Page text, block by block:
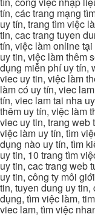
tín, các trang mạng
uy tín, trang tìm việc
tin, cac trang tuyen
tín, việc làm online
uy tin, việc làm thêm
dụng miễn phí uy tín,
viec uy tin, việc làm
làm có uy tín, viec
tín, viec lam tai nha
thêm uy tín, việc làm
viec uy tin, trang web
việc làm uy tín, tìm
dụng nào uy tín, tìm
uy tin, 10 trang tìm
uy tin, cac trang web
uy tin, công ty môi
tin, tuyen dung uy tin,
dụng, tìm việc làm,
viec lam, tìm việc